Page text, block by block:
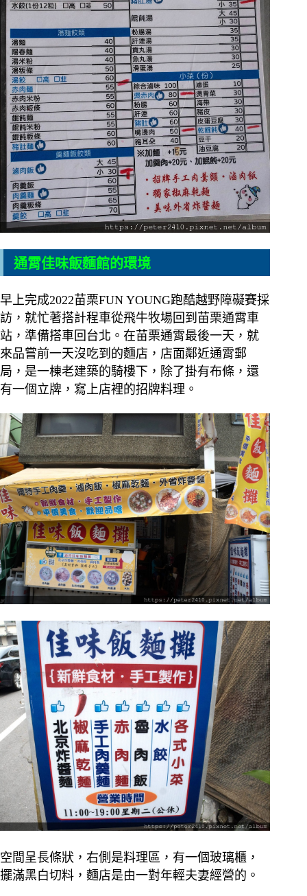
通霄佳味飯麵館的環境
早上完成2022苗栗FUN YOUNG跑酷越野障礙賽採
訪，就忙著搭計程車從飛牛牧場回到苗栗通霄車
站，準備搭車回台北。在苗栗通霄最後一天，就
來品嘗前一天沒吃到的麵店，店面鄰近通霄郵
局，是一棟老建築的騎樓下，除了掛有布條，還
有一個立牌，寫上店裡的招牌料理。
空間呈長條狀，右側是料理區，有一個玻璃櫃，
擺滿黑白切料，麵店是由一對年輕夫妻經營的。